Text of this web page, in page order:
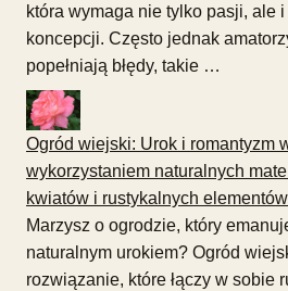
która wymaga nie tylko pasji, ale
koncepcji. Często jednak
popełniają błędy, takie …
Ogród wiejski: Urok i romantyzm
wykorzystaniem naturalnych
kwiatów i rustykalnych
Marzysz o ogrodzie, który
naturalnym urokiem? Ogród
rozwiązanie, które łączy w sobie